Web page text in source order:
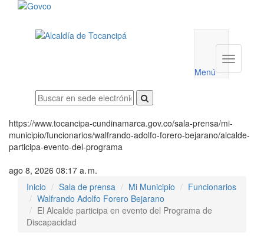
utilidades
Menú
Menú
https://www.tocancipa-cundinamarca.gov.co/sala-prensa/mi-
municipio/funcionarios/walfrando-adolfo-forero-bejarano/alcalde-
participa-evento-del-programa
ago 8, 2026 08:17 a. m.
Inicio
Sala de prensa Mi Municipio
Funcionarios
Walfrando Adolfo Forero Bejarano
El Alcalde participa en evento del Programa de
Discapacidad